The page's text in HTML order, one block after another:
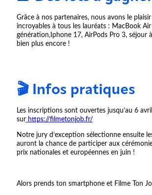
Grâce à nos partenaires, nous avons le
incroyables à tous les lauréats : MacBook
génération,Iphone 17, AirPods Pro 3, séjour
bien plus encore !
🎬 Infos pratiques
Les inscriptions sont ouvertes jusqu’au 6
surhttps://filmetonjob.fr/
Notre jury d’exception sélectionne ensuite
auront la chance de participer aux
prix nationales et européennes en juin !
Alors prends ton smartphone et Filme Ton